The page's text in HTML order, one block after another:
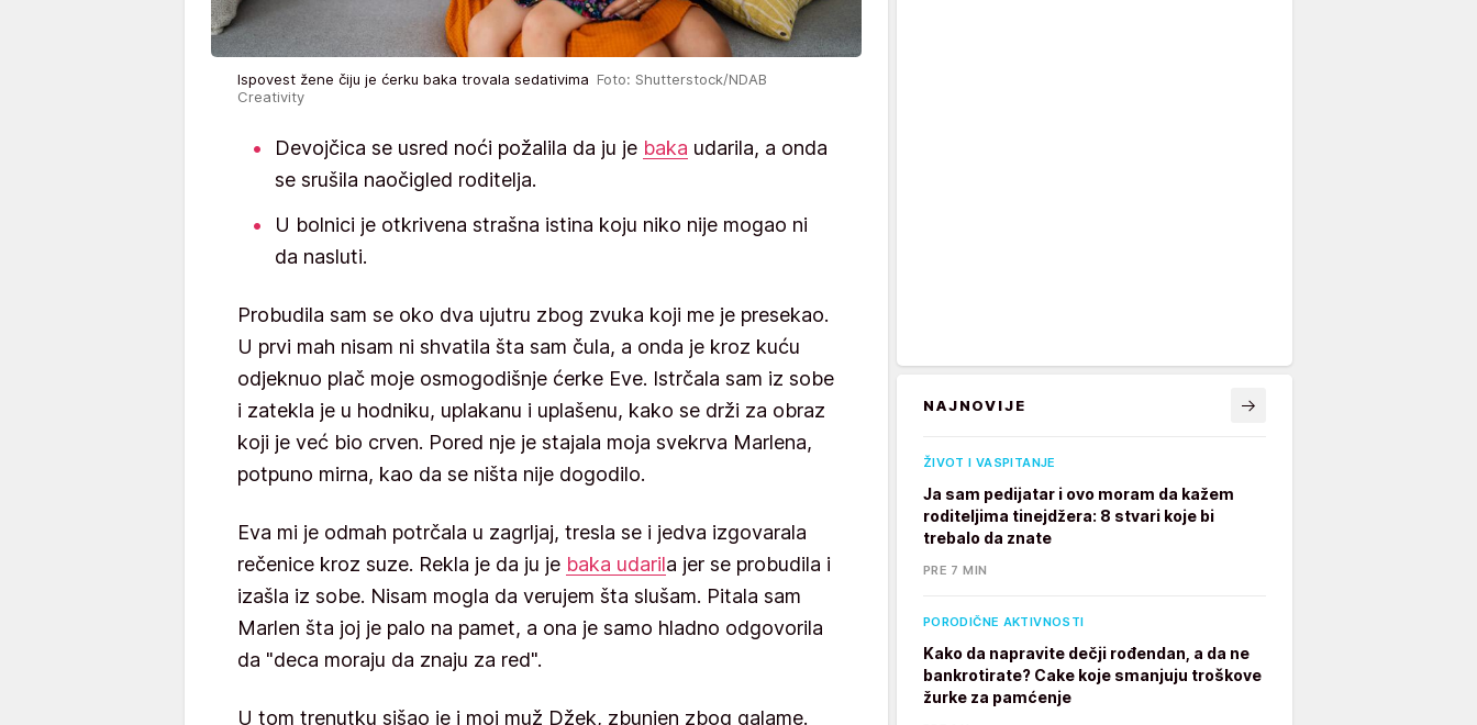
Ispovest žene čiju je ćerku baka trovala sedativima Foto: Shutterstock/NDAB
Creativity
Devojčica se usred noći požalila da ju je baka udarila, a onda
se srušila naočigled roditelja.
U bolnici je otkrivena strašna istina koju niko nije mogao ni
da nasluti.
Probudila sam se oko dva ujutru zbog zvuka koji me je presekao.
U prvi mah nisam ni shvatila šta sam čula, a onda je kroz kuću
odjeknuo plač moje osmogodišnje ćerke Eve. Istrčala sam iz sobe
i zatekla je u hodniku, uplakanu i uplašenu, kako se drži za obraz
koji je već bio crven. Pored nje je stajala moja svekrva Marlena,
potpuno mirna, kao da se ništa nije dogodilo.
Eva mi je odmah potrčala u zagrljaj, tresla se i jedva izgovarala
rečenice kroz suze. Rekla je da ju je baka udarila jer se probudila i
izašla iz sobe. Nisam mogla da verujem šta slušam. Pitala sam
Marlen šta joj je palo na pamet, a ona je samo hladno odgovorila
da "deca moraju da znaju za red".
U tom trenutku sišao je i moj muž Džek, zbunjen zbog galame.
NAJNOVIJE
ŽIVOT I VASPITANJE
Ja sam pedijatar i ovo moram da kažem
roditeljima tinejdžera: 8 stvari koje bi
trebalo da znate
PRE 7 MIN
PORODIČNE AKTIVNOSTI
Kako da napravite dečji rođendan, a da ne
bankrotirate? Cake koje smanjuju troškove
žurke za pamćenje